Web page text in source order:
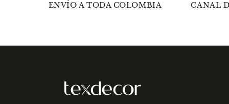
ENVÍO A TODA COLOMBIA CANAL